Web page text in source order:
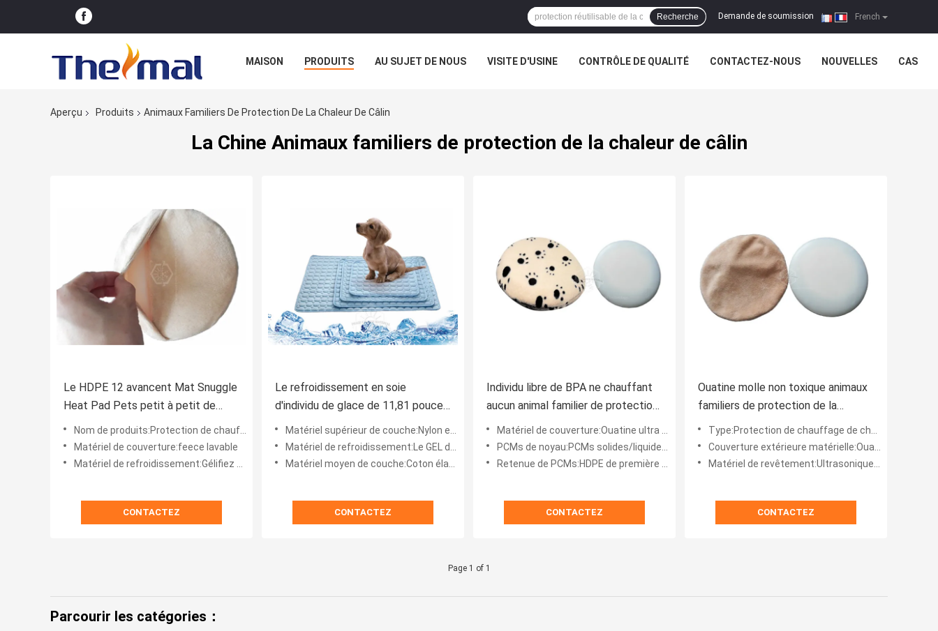
French
Demande de soumission |
Recherche
MAISON PRODUITS AU SUJET DE NOUS VISITE D'USINE CONTRÔLE DE QUALITÉ CONTACTEZ-NOUS NOUVELLES CAS
Aperçu Produits Animaux Familiers De Protection De La Chaleur De Câlin
La Chine Animaux familiers de protection de la chaleur de câlin
Le HDPE 12 avancent Mat Snuggle
Heat Pad Pets petit à petit de
refroidissement
Nom de produits:Protection de chauffage d'animaux familiers, tapis chaud
Matériel de couverture:feece lavable
Matériel de refroidissement:Gélifiez PCMs organiques purs liquides/solides de paquet ou de PCMs
CONTACTEZ
Le refroidissement en soie
d'individu de glace de 11,81 pouces
se blottissent des animaux
familiers de protection de la
chaleur
Matériel supérieur de couche:Nylon et éponge
Matériel de refroidissement:Le GEL de GLACE s'est inséré
Matériel moyen de couche:Coton élastique
CONTACTEZ
Individu libre de BPA ne chauffant
aucun animal familier de protection
de la chaleur de câlin de
l'électricité
Matériel de couverture:Ouatine ultra molle
PCMs de noyau:PCMs solides/liquides basés sur bio
Retenue de PCMs:HDPE de première qualité
CONTACTEZ
Ouatine molle non toxique animaux
familiers de protection de la
chaleur de câlin de 8 pouces
Type:Protection de chauffage de changement de phase
Couverture extérieure matérielle:Ouatine molle
Matériel de revêtement:Ultrasonique de HDPE scellé
CONTACTEZ
Page 1 of 1
Parcourir les catégories：